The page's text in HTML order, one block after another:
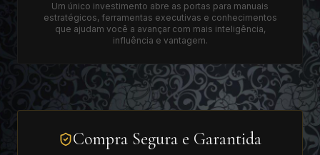
Um único investimento abre as portas para manuais
estratégicos, ferramentas executivas e conhecimentos
que ajudam você a avançar com mais inteligência,
influência e vantagem.
Compra Segura e Garantida